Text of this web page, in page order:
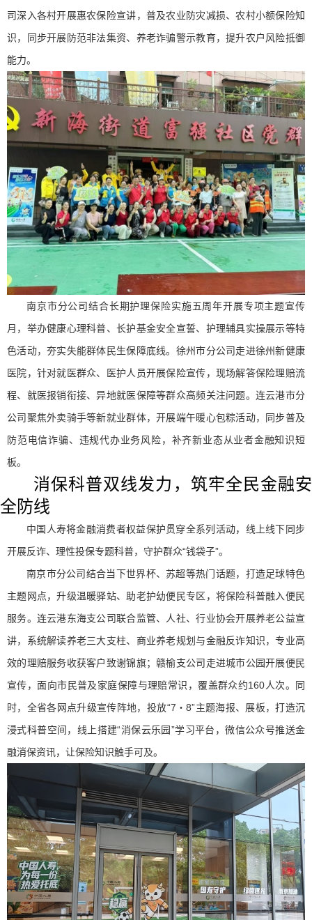
司深入各村开展惠农保险宣讲，普及农业防灾减损、农村小额保险知
识，同步开展防范非法集资、养老诈骗警示教育，提升农户风险抵御
能力。
南京市分公司结合长期护理保险实施五周年开展专项主题宣传
月，举办健康心理科普、长护基金安全宣誓、护理辅具实操展示等特
色活动，夯实失能群体民生保障底线。徐州市分公司走进徐州新健康
医院，针对就医群众、医护人员开展保险宣传，现场解答保险理赔流
程、就医报销衔接、异地就医保障等群众高频关注问题。连云港市分
公司聚焦外卖骑手等新就业群体，开展端午暖心包粽活动，同步普及
防范电信诈骗、违规代办业务风险，补齐新业态从业者金融知识短
板。
消保科普双线发力，筑牢全民金融安
全防线
中国人寿将金融消费者权益保护贯穿全系列活动，线上线下同步
开展反诈、理性投保专题科普，守护群众“钱袋子”。
南京市分公司结合当下世界杯、苏超等热门话题，打造足球特色
主题网点，升级温暖驿站、助老护幼便民专区，将保险科普融入便民
服务。连云港东海支公司联合监管、人社、行业协会开展养老公益宣
讲，系统解读养老三大支柱、商业养老规划与金融反诈知识，专业高
效的理赔服务收获客户致谢锦旗；赣榆支公司走进城市公园开展便民
宣传，面向市民普及家庭保障与理赔常识，覆盖群众约160人次。同
时，全省各网点升级宣传阵地，投放“7・8”主题海报、展板，打造沉
浸式科普空间，线上搭建“消保云乐园”学习平台，微信公众号推送金
融消保资讯，让保险知识触手可及。